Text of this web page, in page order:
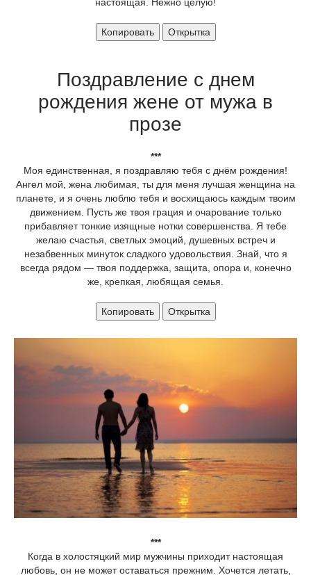
Копировать Открытка
Поздравление с днем
рождения жене от мужа в
прозе
***
Моя единственная, я поздравляю тебя с днём рождения!
Ангел мой, жена любимая, ты для меня лучшая женщина на
планете, и я очень люблю тебя и восхищаюсь каждым твоим
движением. Пусть же твоя грация и очарование только
прибавляет тонкие изящные нотки совершенства. Я тебе
желаю счастья, светлых эмоций, душевных встреч и
незабвенных минуток сладкого удовольствия. Знай, что я
всегда рядом — твоя поддержка, защита, опора и, конечно
же, крепкая, любящая семья.
Копировать Открытка
***
Когда в холостяцкий мир мужчины приходит настоящая
любовь, он не может оставаться прежним. Хочется летать,